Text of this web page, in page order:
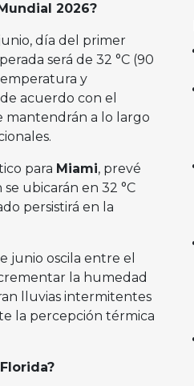
2026?
día del primer
será de 32 °C (90
y
acuerdo con el
mantendrán a lo largo
para Miami, prevé
ubicarán en 32 °C
persistirá en la
junio oscila entre el
la humedad
lluvias intermitentes
la percepción térmica